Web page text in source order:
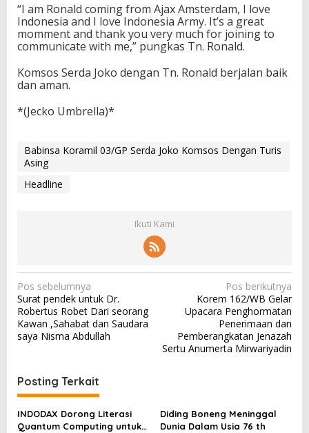
“I am Ronald coming from Ajax Amsterdam, I love
Indonesia and I love Indonesia Army. It’s a great
momment and thank you very much for joining to
communicate with me,” pungkas Tn. Ronald.
Komsos Serda Joko dengan Tn. Ronald berjalan baik
dan aman.
*(Jecko Umbrella)*
Babinsa Koramil 03/GP Serda Joko Komsos Dengan Turis
Asing
Headline
Ikuti Kami
N
a
v
i
a
s
i
Pos sebelumnya
Surat pendek untuk Dr.
Robertus Robet Dari seorang
Kawan ,Sahabat dan Saudara
saya Nisma Abdullah
Pos berikutnya
Korem 162/WB Gelar
Upacara Penghormatan
Penerimaan dan
Pemberangkatan Jenazah
Sertu Anumerta Mirwariyadin
Posting Terkait
INDODAX Dorong Literasi
Quantum Computing untuk
Diding Boneng Meninggal
Dunia Dalam Usia 76 th